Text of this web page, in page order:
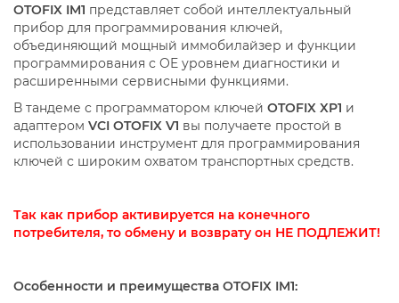
OTOFIX IM1 представляет собой интеллектуальный
прибор для программирования ключей,
объединяющий мощный иммобилайзер и функции
программирования с OE уровнем диагностики и
расширенными сервисными функциями.
В тандеме с программатором ключей OTOFIX XP1 и
адаптером VCI OTOFIX V1 вы получаете простой в
использовании инструмент для программирования
ключей с широким охватом транспортных средств.
Так как прибор активируется на конечного
потребителя, то обмену и возврату он НЕ ПОДЛЕЖИТ!
Особенности и преимущества OTOFIX IM1: